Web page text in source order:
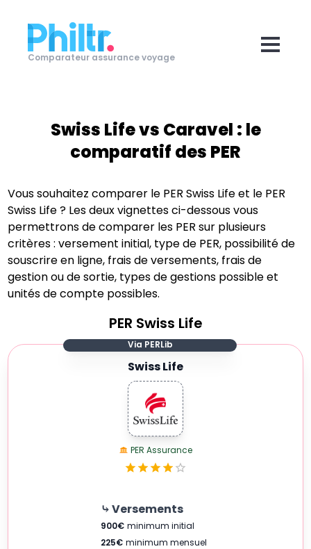
Comparateur assurance voyage
Swiss Lifevs Caravel : le
comparatif des PER
Vous souhaitez comparer le PERSwiss Lifeet le PER
Swiss Life? Les deux vignettes ci-dessous vous
permettrons de comparer les PER sur plusieurs
critères : versement initial, type de PER, possibilité de
souscrire en ligne, frais de versements, frais de
gestion ou de sortie, types de gestions possible et
unités de compte possibles.
PER Swiss Life
Via PERLib
Swiss Life
PER Assurance
⤷ Versements
900€ minimum initial
225€ minimum mensuel